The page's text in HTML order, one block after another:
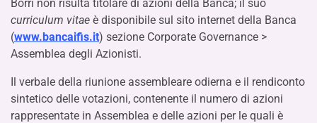
Borri non risulta titolare di azioni della Banca; il suo
curriculum vitae è disponibile sul sito internet della Banca
(www.bancaifis.it) sezione Corporate Governance >
Assemblea degli Azionisti.
Il verbale della riunione assembleare odierna e il rendiconto
sintetico delle votazioni, contenente il numero di azioni
rappresentate in Assemblea e delle azioni per le quali è